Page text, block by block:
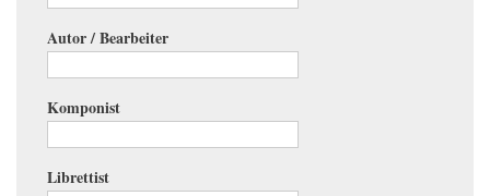
Autor / Bearbeiter
Komponist
Librettist